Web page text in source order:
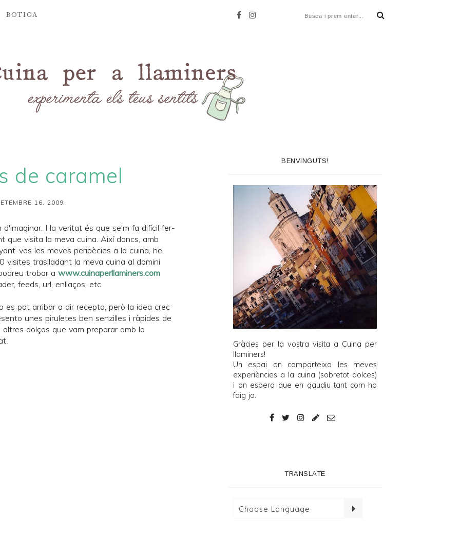
BOTIGA
de caramel
16, 2009
I la veritat és que se'm fa difícil fer-
visita la meva cuina. Així doncs, amb
vos les meves peripècies a la cuina, he
visites traslladant la meva cuina al domini
trobar a www.cuinaperllaminers.com
feeds, url, enllaços, etc.
es pot arribar a dir recepta, però la idea crec
unes piruletes ben senzilles i ràpides de
dolços que vam preparar amb la
.
BENVINGUTS!
Gràcies per la vostra visita a Cuina per
llaminers!
Un espai on comparteixo les meves
experiències a la cuina (sobretot dolces)
i on espero que en gaudiu tant com ho
faig jo.
TRANSLATE